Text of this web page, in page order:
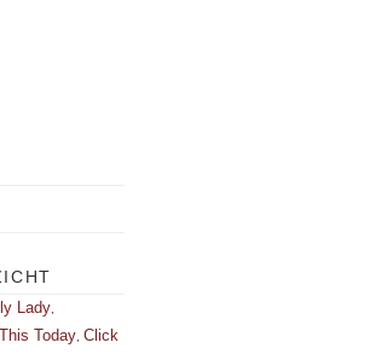
Lady
Today Click